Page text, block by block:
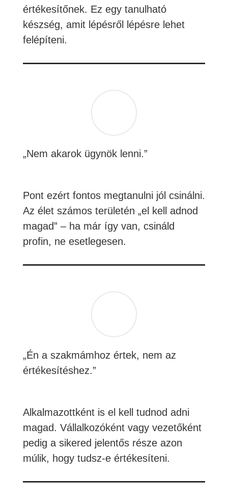
értékesítőnek. Ez egy tanulható
készség, amit lépésről lépésre lehet
felépíteni.
„Nem akarok ügynök lenni.”
Pont ezért fontos megtanulni jól csinálni.
Az élet számos területén „el kell adnod
magad” – ha már így van, csináld
profin, ne esetlegesen.
„Én a szakmámhoz értek, nem az
értékesítéshez.”
Alkalmazottként is el kell tudnod adni
magad. Vállalkozóként vagy vezetőként
pedig a sikered jelentős része azon
múlik, hogy tudsz-e értékesíteni.